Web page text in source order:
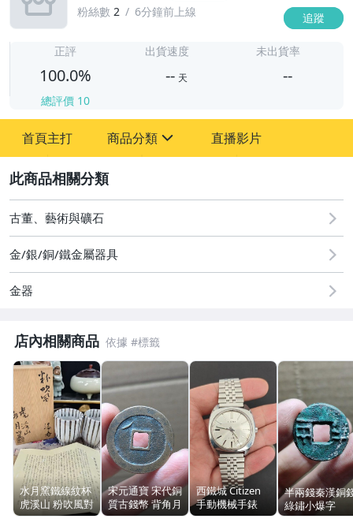
粉絲數 2 6分鐘前上線 追蹤
正評
100.0%
總評價 10
出貨速度
-- 天
未出貨率
--
首頁主打 商品分類
圖書/影音/文具
古董、藝術與礦石
居家、家具與園藝
玩具、模型與公仔
偶像、球員卡與郵幣
女裝與服飾配件
手錶與飾品配件
女包精品與女鞋
運動、戶外與休閒
直播影片
古董、藝術與礦石
金/銀/銅/鐵金屬器具
金器
店內相關商品
水月窯鐵線紋杯
虎溪山 粉吹風對
杯 荒川豐藏 日
宋元通寶 宋代銅
質古錢幣 背角月
平整聲好
西鐵城 Citizen
手動機械手錶
21鑽 36mm 銀
半兩錢秦漢銅
綠鏽小爆字